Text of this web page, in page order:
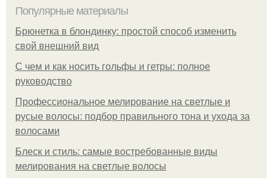
Популярные материалы
Брюнетка в блондинку: простой способ изменить
свой внешний вид
С чем и как носить гольфы и гетры: полное
руководство
Профессиональное мелирование на светлые и
русые волосы: подбор правильного тона и ухода за
волосами
Блеск и стиль: самые востребованные виды
мелирования на светлые волосы